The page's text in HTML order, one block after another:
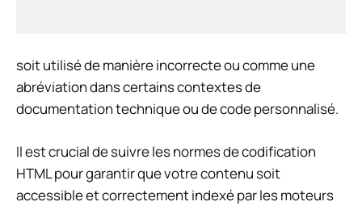
soit utilisé de manière incorrecte ou comme une
abréviation dans certains contextes de
documentation technique ou de code personnalisé.
Il est crucial de suivre les normes de codification
HTML pour garantir que votre contenu soit
accessible et correctement indexé par les moteurs